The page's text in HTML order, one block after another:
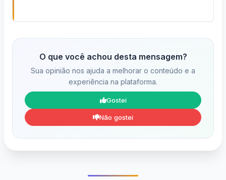
O que você achou desta mensagem?
Sua opinião nos ajuda a melhorar o conteúdo e a
experiência na plataforma.
Gostei
Não gostei